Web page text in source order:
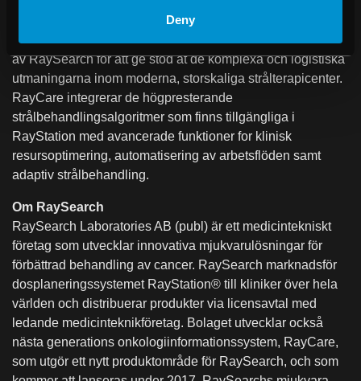
Deny
RayCare är nästa generations OIS, utvecklat från grunden
av RaySearch för att ge stöd åt de komplexa och logistiska
utmaningarna inom moderna, storskaliga strålterapicenter.
RayCare integrerar de högpresterande
strålbehandlingsalgoritmer som finns tillgängliga i
RayStation med avancerade funktioner for klinisk
resursoptimering, automatisering av arbetsflöden samt
adaptiv strålbehandling.
Om RaySearch
RaySearch Laboratories AB (publ) är ett medicintekniskt
företag som utvecklar innovativa mjukvarulösningar för
förbättrad behandling av cancer. RaySearch marknadsför
dosplaneringssystemet RayStation® till kliniker över hela
världen och distribuerar produkter via licensavtal med
ledande medicinteknikföretag. Bolaget utvecklar också
nästa generations onkologiinformationssystem, RayCare,
som utgör ett nytt produktområde för RaySearch, och som